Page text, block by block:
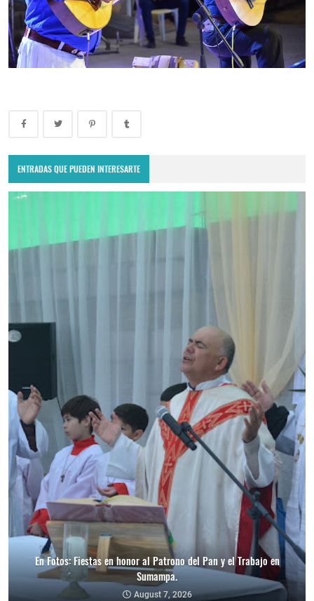
ENTRADAS QUE PUEDEN INTERESARTE
En Fotos: Fiestas en honor al Patrono del Pan y el Trabajo en
Sumampa.
August 7, 2026